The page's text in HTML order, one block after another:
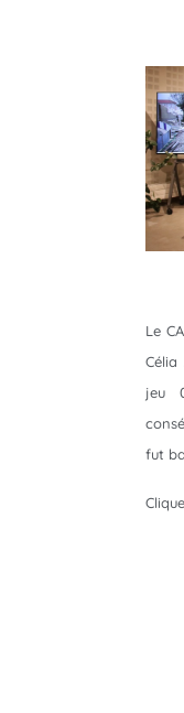
Le
jeu
fut